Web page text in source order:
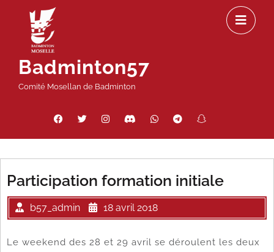
contenu
Badminton57
Comité Mosellan de Badminton
Facebook
Twitter InstagramDiscordWhatsAppTelegram
Participation formation initiale
b57_admin 18 avril 2018
Le weekend des 28 et 29 avril se déroulent les deux